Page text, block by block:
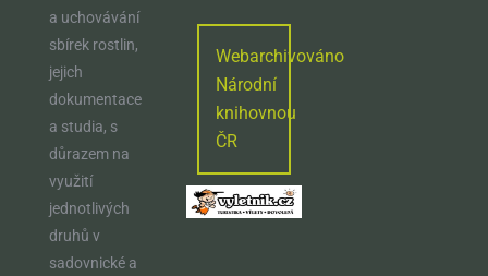
a uchovávání
sbírek rostlin,
jejich
dokumentace
a studia, s
důrazem na
využití
jednotlivých
druhů v
sadovnické a
Webarchivováno
Národní
knihovnou
ČR